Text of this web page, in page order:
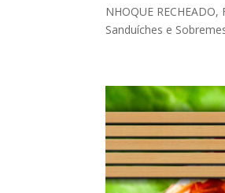
NHOQUE
Sanduíches e